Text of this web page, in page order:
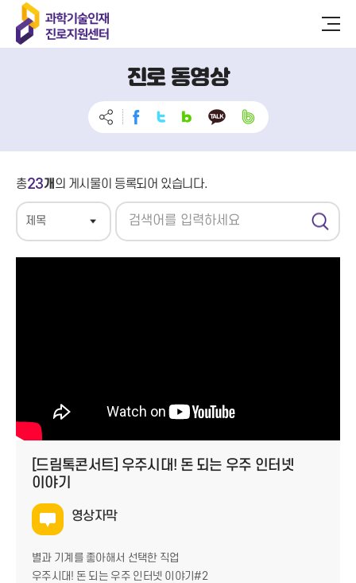
진로 동영상
총23개 의 게시물이 등록되어 있습니다.
[드림톡콘서트] 우주시대! 돈 되는 우주 인터넷
이야기
영상자막
별과 기계를 좋아해서 선택한 직업
우주시대! 돈 되는 우주 인터넷 이야기#2